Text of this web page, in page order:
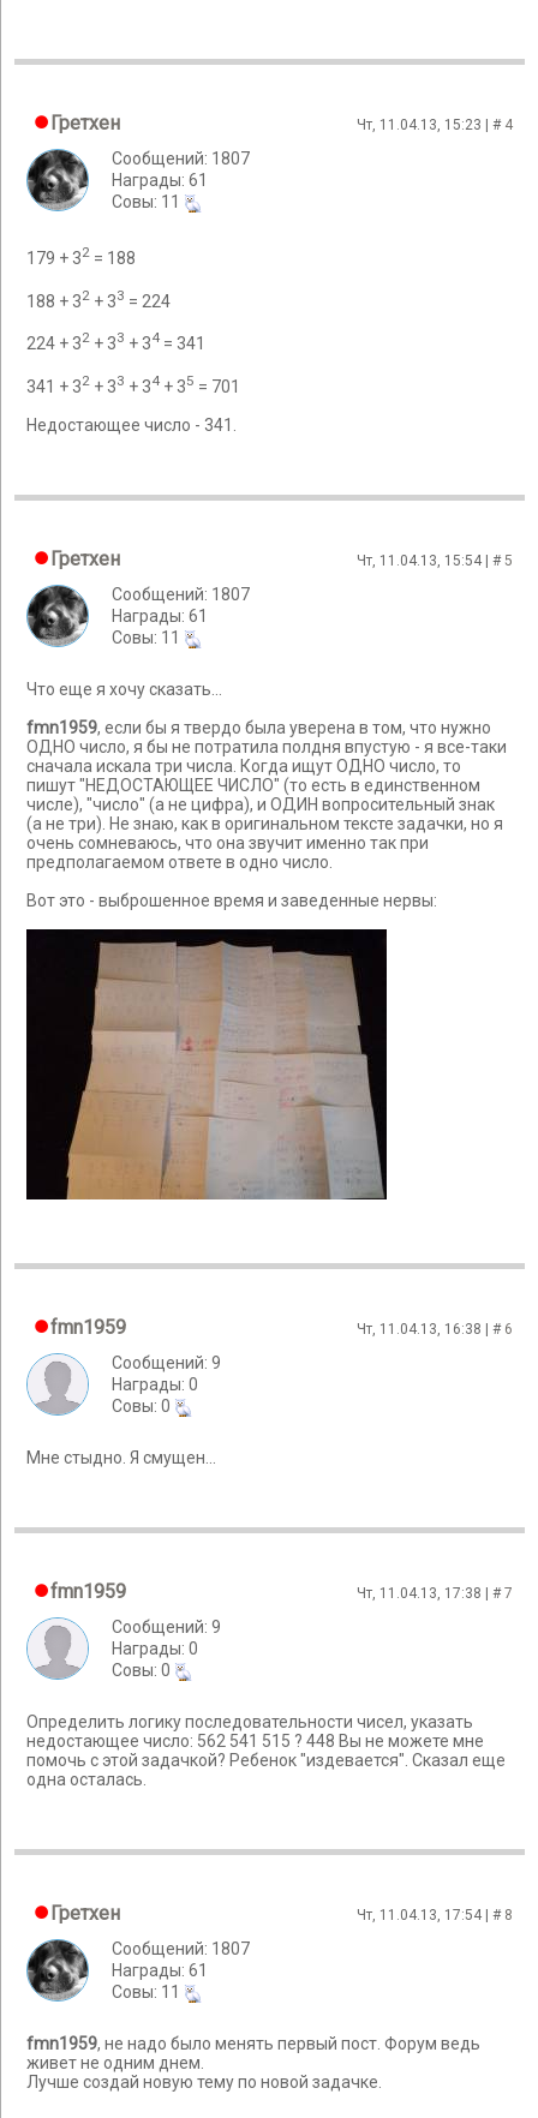
Гретхен Чт, 11.04.13, 15:23 | # 4
Сообщений: 1807
Награды: 61
Cовы: 11
179 + 32 = 188
188 + 32 + 33 = 224
224 + 32 + 33 + 34 = 341
341 + 32 + 33 + 34 + 35 = 701
Недостающее число - 341.
Гретхен Чт, 11.04.13, 15:54 | #5
Сообщений: 1807
Награды: 61
Cовы: 11
Что еще я хочу сказать...
fmn1959, если бы я твердо была уверена в том, что нужно
ОДНО число, я бы не потратила полдня впустую - я все-таки
сначала искала три числа. Когда ищут ОДНО число, то
пишут "НЕДОСТАЮЩЕЕ ЧИСЛО" (то есть в единственном
числе), "число" (а не цифра), и ОДИН вопросительный знак
(а не три). Не знаю, как в оригинальном тексте задачки, но я
очень сомневаюсь, что она звучит именно так при
предполагаемом ответе в одно число.
Вот это - выброшенное время и заведенные нервы:
fmn1959 Чт, 11.04.13, 16:38 | # 6
Сообщений: 9
Награды: 0
Cовы: 0
Мне стыдно. Я смущен...
fmn1959 Чт, 11.04.13, 17:38 | #7
Сообщений: 9
Награды: 0
Cовы: 0
Определить логику последовательности чисел, указать
недостающее число: 562 541 515 ? 448 Вы не можете мне
помочь с этой задачкой? Ребенок "издевается". Сказал еще
одна осталась.
Гретхен Чт, 11.04.13, 17:54 | # 8
Сообщений: 1807
Награды: 61
Cовы: 11
fmn1959, не надо было менять первый пост. Форум ведь
живет не одним днем.
Лучше создай новую тему по новой задачке.